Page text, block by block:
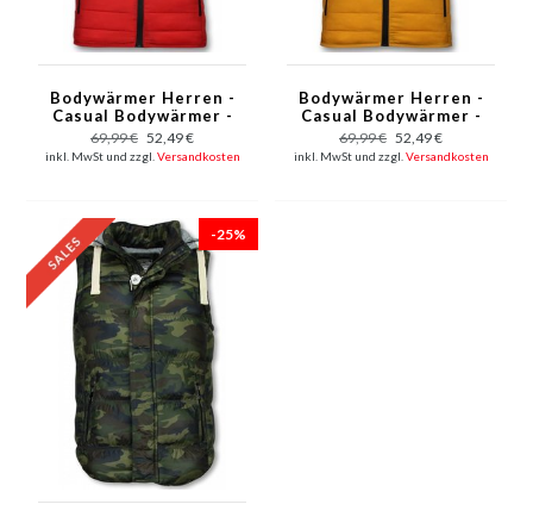
Bodywärmer Herren -
Casual Bodywärmer -
Rot
69,99 € 52,49 €
inkl. MwSt und zzgl. Versandkosten
Bodywärmer Herren -
Casual Bodywärmer -
Gelb
69,99 € 52,49 €
inkl. MwSt und zzgl. Versandkosten
-25%